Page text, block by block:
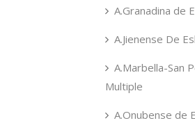
A.Granadina de
A.Jienense De
A.Marbella-San
Multiple
A.Onubense de